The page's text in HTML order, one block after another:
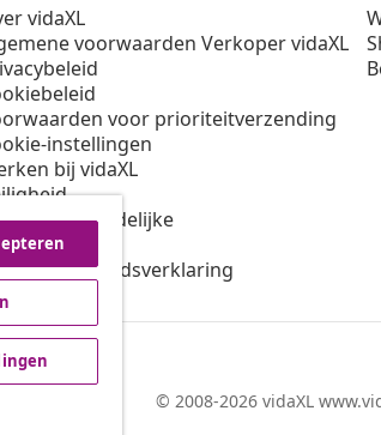
vidaXL
voorwaarden Verkoper vidaXL
voor prioriteitverzending
instellingen
bij vidaXL
verantwoordelijke
voor EPR
© 2008-2026 vidaXL